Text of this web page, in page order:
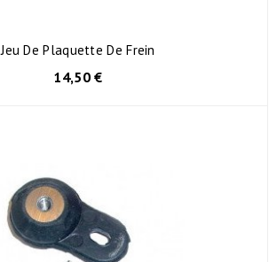
Jeu De Plaquette De Frein
14,50 €